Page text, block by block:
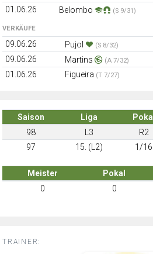
01.06.26
Belombo (S 9/31)
VERKÄUFE
09.06.26 Pujol (S 8/32)
09.06.26
Martins (A 7/32)
01.06.26
Figueira (T 7/27)
Saison Liga Pokal
98
L3 R2
97
15. (L2) 1/16
Meister Pokal
0
0
TRAINER: